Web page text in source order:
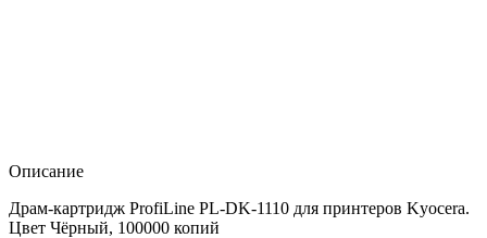
Описание
Драм-картридж ProfiLine PL-DK-1110 для принтеров Kyocera.
Цвет Чёрный, 100000 копий